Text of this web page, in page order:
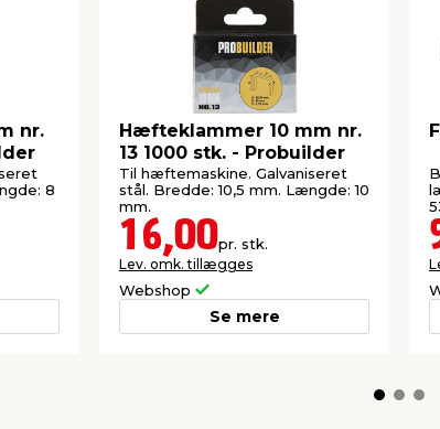
nr.
8
Hæfteklammer 10 mm nr.
13 1000 stk. - Probuilder
Til hæftemaskine. Galvaniseret
stål. Bredde: 10,5 mm. Længde: 10
mm.
16,00pr. stk.
Lev. omk. tillægges
Webshop
Se mere